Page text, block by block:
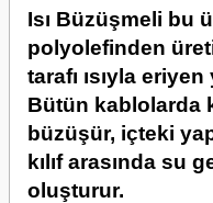
Isı Büzüşmeli bu
polyolefinden
tarafı ısıyla
Bütün kablolarda
büzüşür, içteki
kılıf arasında su
oluşturur.